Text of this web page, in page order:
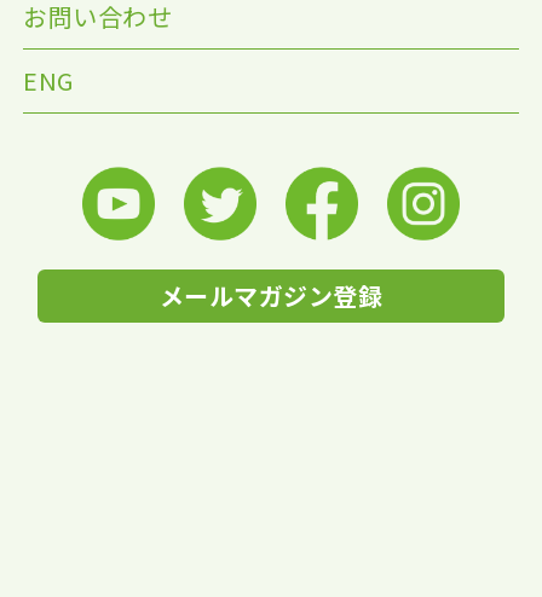
お問い合わせ
ENG
メールマガジン登録